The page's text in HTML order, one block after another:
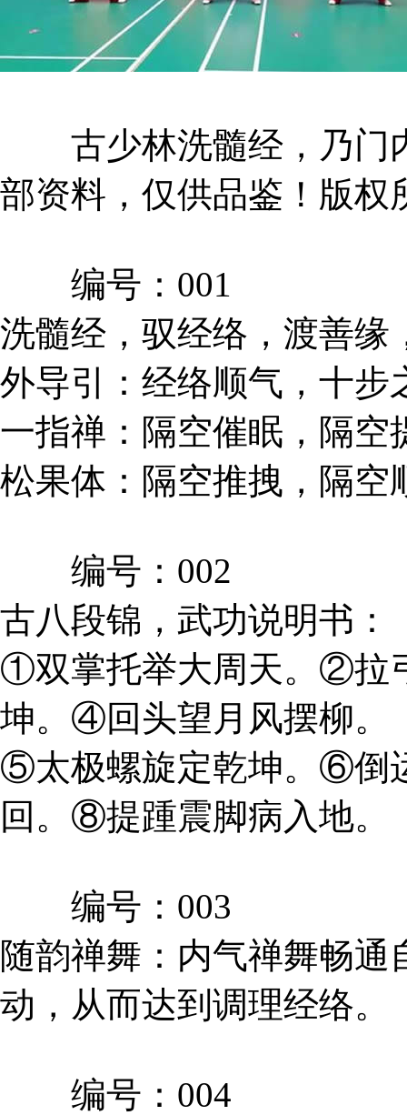
古少林洗髓经，乃门
部资料，仅供品鉴！版权
编号：001
洗髓经，驭经络，渡善缘
外导引：经络顺气，十步
一指禅：隔空催眠，隔空
松果体：隔空推拽，隔空
编号：002
古八段锦，武功说明书：
①双掌托举大周天。②拉
坤。④回头望月风摆柳。
⑤太极螺旋定乾坤。⑥倒
回。⑧提踵震脚病入地。
编号：003
随韵禅舞：内气禅舞畅
动，从而达到调理经络。
编号：004